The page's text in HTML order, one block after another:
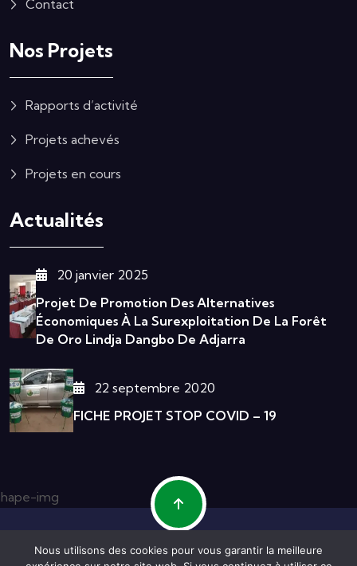
Contact
Nos Projets
Rapports d’activité
Projets achevés
Projets en cours
Actualités
20 janvier 2025
Projet De Promotion Des Alternatives
Économiques À La Surexploitation De La Forêt
De Oro Lindja Dangbo De Adjarra
22 septembre 2020
FICHE PROJET STOP COVID – 19
© 2026 ONG MIWA INTERNATIONAL All Rights
Nous utilisons des cookies pour vous garantir la meilleure